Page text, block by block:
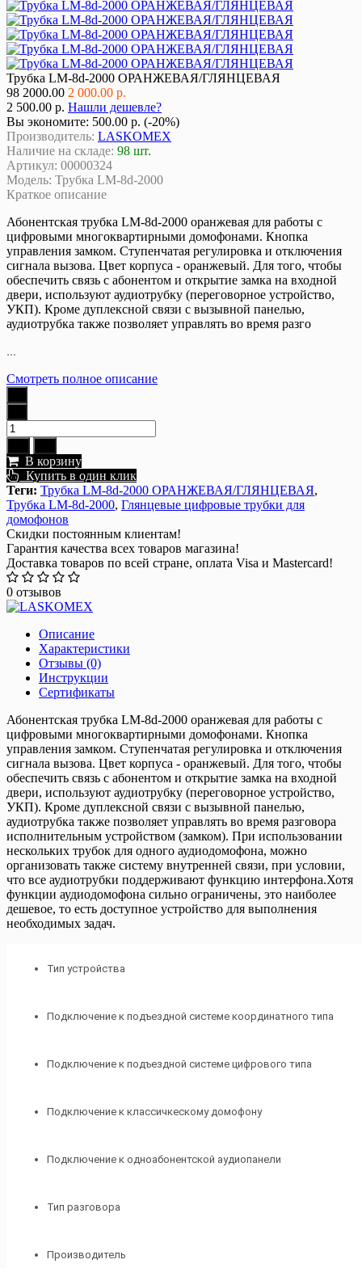
Трубка LM-8d-2000 ОРАНЖЕВАЯ/ГЛЯНЦЕВАЯ
98 2000.00 2 000.00 р.
2 500.00 р. Нашли дешевле?
Вы экономите: 500.00 р. (-20%)
Производитель: LASKOMEX
Наличие на складе: 98 шт.
Артикул: 00000324
Модель: Трубка LM-8d-2000
Краткое описание
Абонентская трубка LM-8d-2000 оранжевая для работы с
цифровыми многоквартирными домофонами. Кнопка
управления замком. Ступенчатая регулировка и отключения
сигнала вызова. Цвет корпуса - оранжевый. Для того, чтобы
обеспечить связь с абонентом и открытие замка на входной
двери, используют аудиотрубку (переговорное устройство,
УКП). Кроме дуплексной связи с вызывной панелью,
аудиотрубка также позволяет управлять во время разго
...
Смотреть полное описание
В корзину
Купить в один клик
Теги: Трубка LM-8d-2000 ОРАНЖЕВАЯ/ГЛЯНЦЕВАЯ,
Трубка LM-8d-2000, Глянцевые цифровые трубки для
домофонов
Скидки постоянным клиентам!
Гарантия качества всех товаров магазина!
Доставка товаров по всей стране, оплата Visa и Mastercard!
0 отзывов
Описание
Характеристики
Отзывы (0)
Инструкции
Сертификаты
Абонентская трубка LM-8d-2000 оранжевая для работы с
цифровыми многоквартирными домофонами. Кнопка
управления замком. Ступенчатая регулировка и отключения
сигнала вызова. Цвет корпуса - оранжевый. Для того, чтобы
обеспечить связь с абонентом и открытие замка на входной
двери, используют аудиотрубку (переговорное устройство,
УКП). Кроме дуплексной связи с вызывной панелью,
аудиотрубка также позволяет управлять во время разговора
исполнительным устройством (замком). При использовании
нескольких трубок для одного аудиодомофона, можно
организовать также систему внутренней связи, при условии,
что все аудиотрубки поддерживают функцию интерфона.Хотя
функции аудиодомофона сильно ограничены, это наиболее
дешевое, то есть доступное устройство для выполнения
необходимых задач.
Тип устройства
Подключение к подъездной системе координатного типа
Подключение к подъездной системе цифрового типа
Подключение к классичкескому домофону
Подключение к одноабонентской аудиопанели
Тип разговора
Производитель